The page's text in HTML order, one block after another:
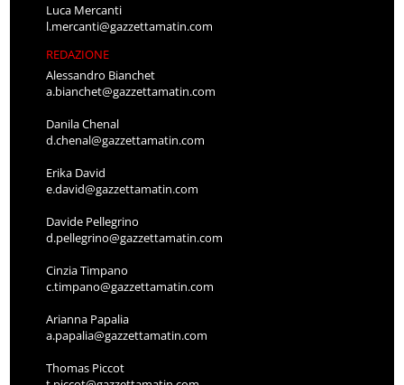
Luca Mercanti
l.mercanti@gazzettamatin.com
REDAZIONE
Alessandro Bianchet
a.bianchet@gazzettamatin.com
Danila Chenal
d.chenal@gazzettamatin.com
Erika David
e.david@gazzettamatin.com
Davide Pellegrino
d.pellegrino@gazzettamatin.com
Cinzia Timpano
c.timpano@gazzettamatin.com
Arianna Papalia
a.papalia@gazzettamatin.com
Thomas Piccot